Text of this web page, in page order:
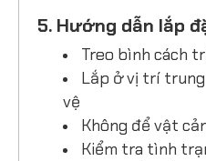
5. Hướng dẫn lắp
Treo bình cách
Lắp ở vị trí
vệ
Không để vật
Kiểm tra tình